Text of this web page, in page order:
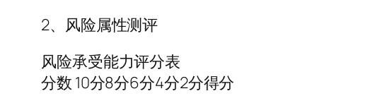
2、风险属性测评
风险承受能力评分表
分数 10分8分6分4分2分得分